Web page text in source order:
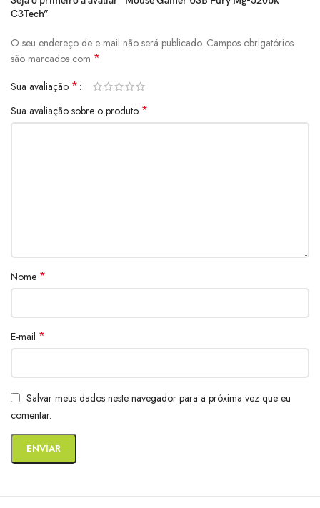
Umidade Ambiente para Operação: 20% a 90% RH
C3Tech”
O seu endereço de e-mail não será publicado. Campos obrigatórios
são marcados com *
Sua avaliação *
Sua avaliação sobre o produto *
Nome *
E-mail *
Salvar meus dados neste navegador para a próxima vez que eu
comentar.